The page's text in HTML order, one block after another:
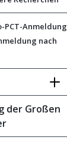
PCT-Anmeldung
nach
der Großen